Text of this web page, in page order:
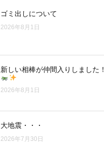
ゴミ出しについて
2026年8月1日
新しい相棒が仲間入りしました！
2026年8月1日
大地震・・・
2026年7月30日